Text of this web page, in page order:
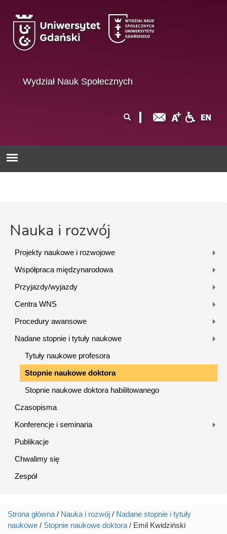
Wydział Nauk Społecznych
wyszukiwania
Nauka i rozwój
Projekty naukowe i rozwojowe
Współpraca międzynarodowa
Przyjazdy/wyjazdy
Centra WNS
Procedury awansowe
Nadane stopnie i tytuły naukowe
Tytuły naukowe profesora
Stopnie naukowe doktora
Stopnie naukowe doktora habilitowanego
Czasopisma
Konferencje i seminaria
Publikacje
Chwalimy się
Zespół
Jesteś tutaj
Strona główna / Nauka i rozwój / Nadane stopnie i tytuły
naukowe / Stopnie naukowe doktora / Emil Kwidziński